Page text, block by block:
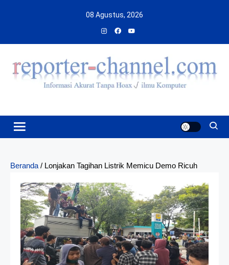
08 Agustus, 2026
Beranda / Lonjakan Tagihan Listrik Memicu Demo Ricuh